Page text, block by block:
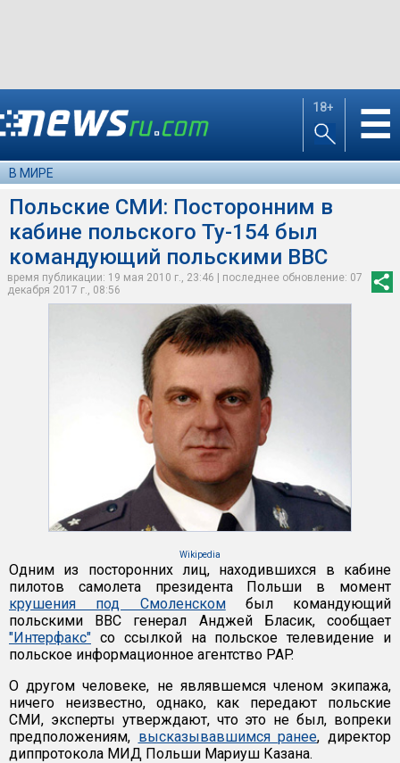
18+ ☰
В МИРЕ
Польские СМИ: Посторонним в
кабине польского Ту-154 был
командующий польскими ВВС
время публикации: 19 мая 2010 г., 23:46 | последнее обновление: 07
декабря 2017 г., 08:56
Wikipedia
Одним из посторонних лиц, находившихся в кабине
пилотов самолета президента Польши в момент
крушения под Смоленскомбыл командующий
польскими ВВС генерал Анджей Бласик, сообщает
"Интерфакс" со ссылкой на польское телевидение и
польское информационное агентство PAP.
О другом человеке, не являвшемся членом экипажа,
ничего неизвестно, однако, как передают польские
СМИ, эксперты утверждают, что это не был, вопреки
предположениям, высказывавшимся ранее, директор
диппротокола МИД Польши Мариуш Казана.